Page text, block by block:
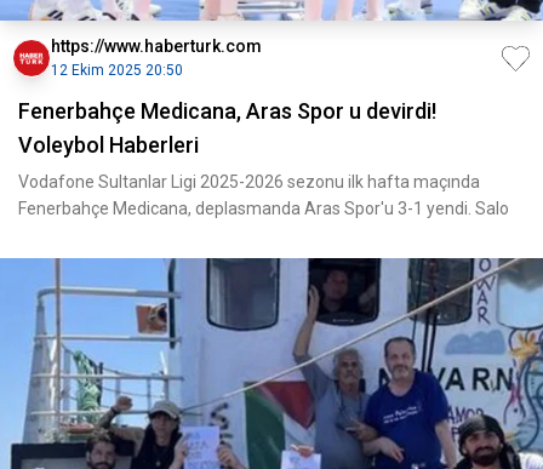
https://www.haberturk.com
12 Ekim 2025 20:50
Fenerbahçe Medicana, Aras Spor u devirdi!
Voleybol Haberleri
Vodafone Sultanlar Ligi 2025-2026 sezonu ilk hafta maçında
Fenerbahçe Medicana, deplasmanda Aras Spor'u 3-1 yendi. Salo